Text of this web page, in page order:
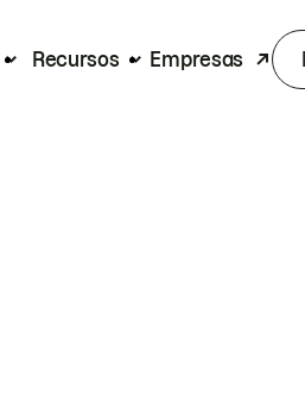
Recursos Empresas